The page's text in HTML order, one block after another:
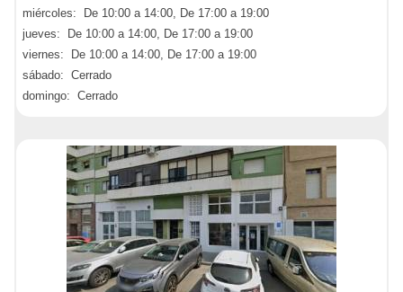
miércoles: De 10:00 a 14:00, De 17:00 a 19:00
jueves: De 10:00 a 14:00, De 17:00 a 19:00
viernes: De 10:00 a 14:00, De 17:00 a 19:00
sábado: Cerrado
domingo: Cerrado